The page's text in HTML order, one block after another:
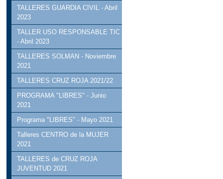
TALLERES GUARDIA CIVIL - Abril
2023
TALLER USO RESPONSABLE TIC
- Abril 2023
TALLERES SOLMAN - Noviembre
2021
TALLERES CRUZ ROJA 2021/22
PROGRAMA "LIBRES" - Junio
2021
Programa "LIBRES" - Mayo 2021
Talleres CENTRO de la MUJER
2021
TALLERES de CRUZ ROJA
JUVENTUD 2021